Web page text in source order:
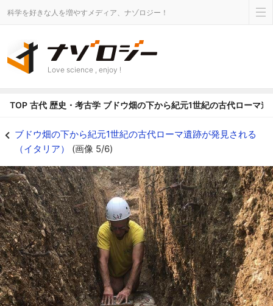
科学を好きな人を増やすメディア、ナゾロジー！
Love science , enjoy !
TOP 古代 歴史・考古学 ブドウ畑の下から紀元1世紀の古代ローマ
ブドウ畑の下から紀元1世紀の古代ローマ遺跡が発見される
（イタリア） (画像 5/6)